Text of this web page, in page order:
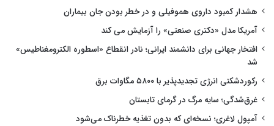
هشدار کمبود داروی هموفیلی و در خطر بودن جان بیماران
آمریکا مدل «دکتری صنعتی» را آزمایش می کند
افتخار جهانی برای دانشمند ایرانی؛ نادر انقطاع «اسطوره الکترومغناطیس»
شد
رکوردشکنی انرژی تجدیدپذیر با ۵۸۰۰ مگاوات برق
غرق‌شدگی؛ سایه مرگ در گرمای تابستان
آمپول لاغری؛ نسخه‌ای که بدون تغذیه خطرناک می‌شود